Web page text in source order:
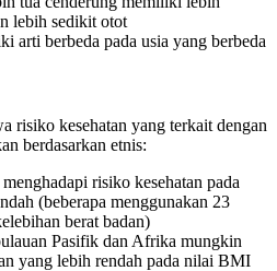
lebih sedikit otot
arti berbeda pada usia yang berbeda
risiko kesehatan yang terkait dengan
berdasarkan etnis:
risiko kesehatan pada
(beberapa menggunakan 23
berat badan)
Pasifik dan Afrika mungkin
yang lebih rendah pada nilai BMI